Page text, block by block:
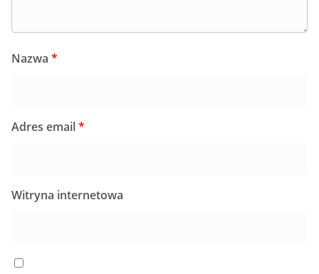
Nazwa *
Adres email*
Witryna internetowa